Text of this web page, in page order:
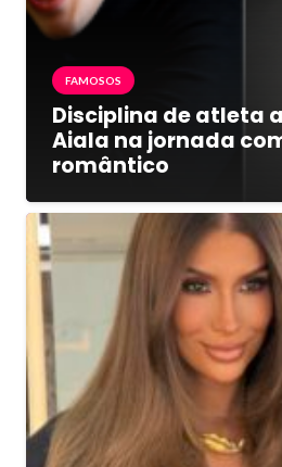
FAMOSOS
Disciplina de atleta
Aiala na jornada
romântico